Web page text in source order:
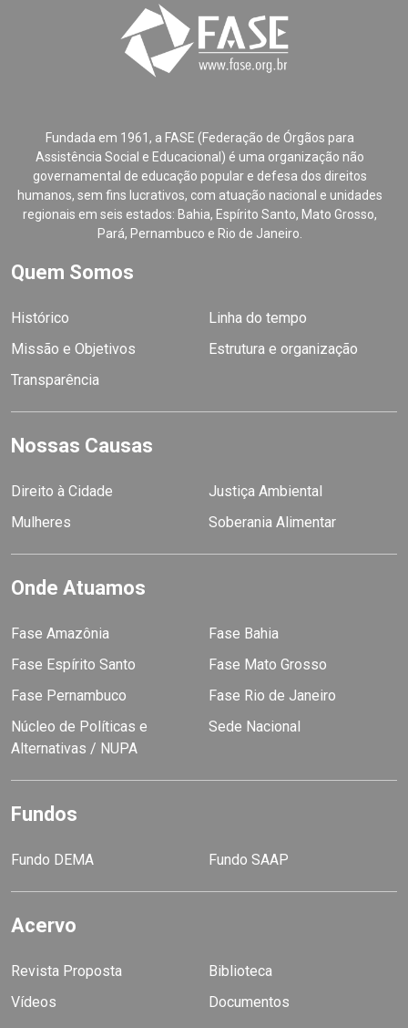
Fundada em 1961, a FASE (Federação de Órgãos para
Assistência Social e Educacional) é uma organização não
governamental de educação popular e defesa dos direitos
humanos, sem fins lucrativos, com atuação nacional e unidades
regionais em seis estados: Bahia, Espírito Santo, Mato Grosso,
Pará, Pernambuco e Rio de Janeiro.
Quem Somos
Histórico
Linha do tempo
Missão e Objetivos
Estrutura e organização
Transparência
Nossas Causas
Direito à Cidade
Justiça Ambiental
Mulheres
Soberania Alimentar
Onde Atuamos
Fase Amazônia
Fase Bahia
Fase Espírito Santo
Fase Mato Grosso
Fase Pernambuco
Fase Rio de Janeiro
Núcleo de Políticas e
Alternativas / NUPA
Sede Nacional
Fundos
Fundo DEMA Fundo SAAP
Acervo
Revista Proposta
Biblioteca
Vídeos
Documentos